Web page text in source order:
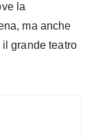
la
ma anche
grande teatro